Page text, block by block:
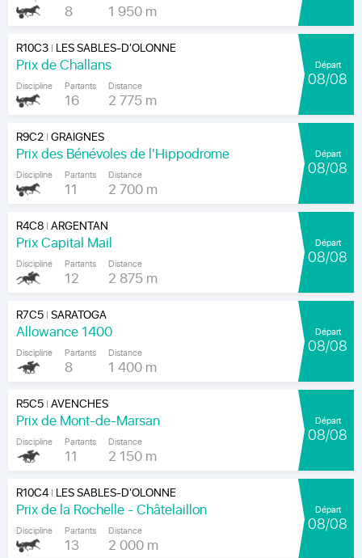
8 1 950 m
R10C3| LES SABLES-D'OLONNE
Prix de Challans
Discipline Partants
16
Distance
2 775 m
Départ
08/08
R9C2|GRAIGNES
Prix des Bénévoles de l'Hippodrome
Discipline Partants
11
Distance
2 700 m
Départ
08/08
R4C8|ARGENTAN
Prix Capital Mail
Discipline Partants
12
Distance
2 875 m
Départ
08/08
R7C5|SARATOGA
Allowance 1400
Discipline Partants
8
Distance
1 400 m
Départ
08/08
R5C5|AVENCHES
Prix de Mont-de-Marsan
Discipline Partants
11
Distance
2 150 m
Départ
08/08
R10C4| LES SABLES-D'OLONNE
Prix de la Rochelle - Châtelaillon
Discipline Partants
13
Distance
2 000 m
Départ
08/08